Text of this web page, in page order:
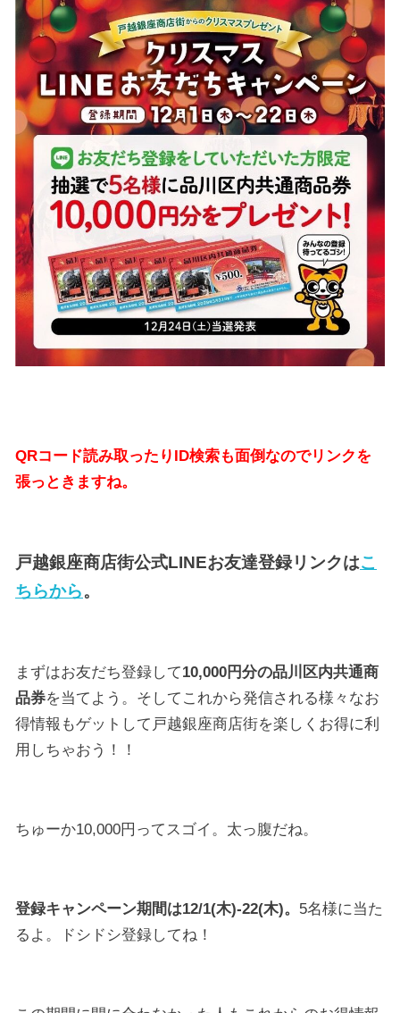
QRコード読み取ったりID検索も面倒なのでリンクを
張っときますね。
戸越銀座商店街公式LINEお友達登録リンクはこ
ちらから。
まずはお友だち登録して10,000円分の品川区内共通商
品券を当てよう。そしてこれから発信される様々なお
得情報もゲットして戸越銀座商店街を楽しくお得に利
用しちゃおう！！
ちゅーか10,000円ってスゴイ。太っ腹だね。
登録キャンペーン期間は12/1(木)-22(木)。 5名様に当た
るよ。ドシドシ登録してね！